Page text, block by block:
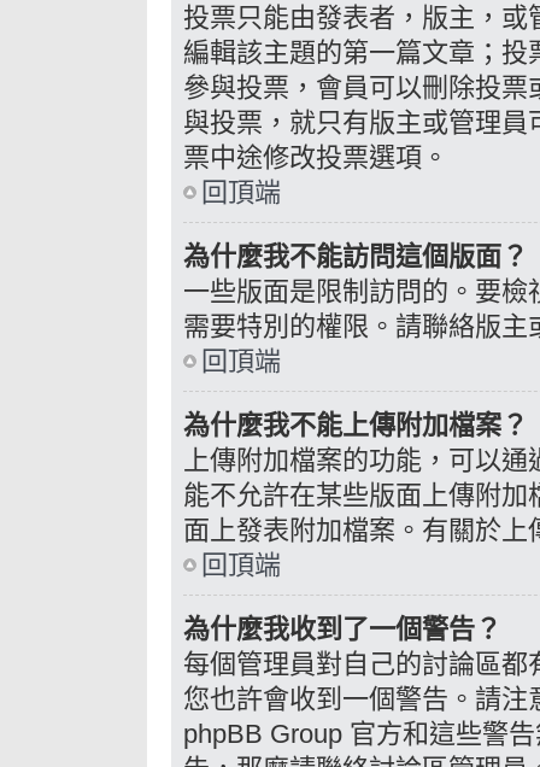
投票只能由發表者，版主，
編輯該主題的第一篇文章；
參與投票，會員可以刪除投
與投票，就只有版主或管理
票中途修改投票選項。
回頂端
為什麼我不能訪問這個版面？
一些版面是限制訪問的。要
需要特別的權限。請聯絡版主
回頂端
為什麼我不能上傳附加檔案？
上傳附加檔案的功能，可以
能不允許在某些版面上傳附
面上發表附加檔案。有關於
回頂端
為什麼我收到了一個警告？
每個管理員對自己的討論區
您也許會收到一個警告。請
phpBB Group 官方和這些警